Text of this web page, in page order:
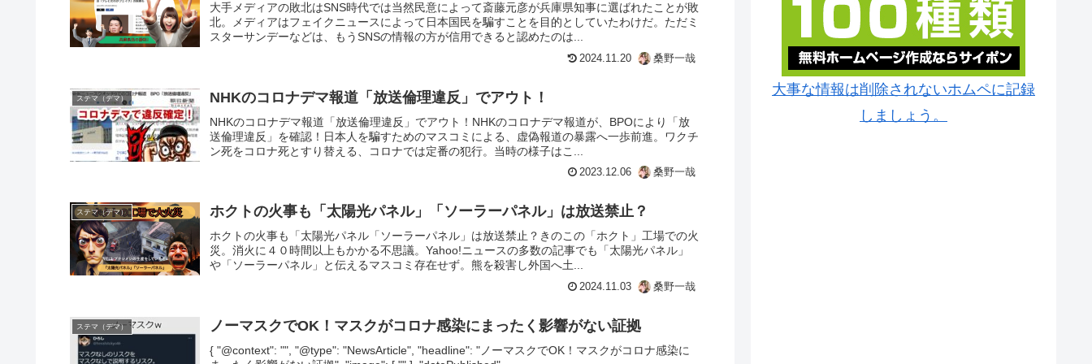
大手メディアの敗北はSNS時代では当然民意によって斎藤元彦が兵庫県知事に選ばれたことが敗
北。メディアはフェイクニュースによって日本国民を騙すことを目的としていたわけだ。ただミ
スターサンデーなどは、もうSNSの情報の方が信用できると認めたのは...
2024.11.20 桑野一哉
ステマ（デマ） NHKのコロナデマ報道「放送倫理違反」でアウト！
NHKのコロナデマ報道「放送倫理違反」でアウト！NHKのコロナデマ報道が、BPOにより「放
送倫理違反」を確認！日本人を騙すためのマスコミによる、虚偽報道の暴露へ一歩前進。ワクチ
ン死をコロナ死とすり替える、コロナでは定番の犯行。当時の様子はこ...
2023.12.06 桑野一哉
ステマ（デマ） ホクトの火事も「太陽光パネル」「ソーラーパネル」は放送禁止？
ホクトの火事も「太陽光パネル「ソーラーパネル」は放送禁止？きのこの「ホクト」工場での火
災。消火に４０時間以上もかかる不思議。Yahoo!ニュースの多数の記事でも「太陽光パネル」
や「ソーラーパネル」と伝えるマスコミ存在せず。熊を殺害し外国へ土...
2024.11.03 桑野一哉
ステマ（デマ） ノーマスクでOK！マスクがコロナ感染にまったく影響がない証拠
{ "@context": "", "@type": "NewsArticle", "headline": "ノーマスクでOK！マスクがコロナ感染に
大事な情報は削除されないホムペに記録
しましょう。